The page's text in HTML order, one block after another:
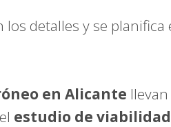
detalles y se planifica
en Alicante
estudio de